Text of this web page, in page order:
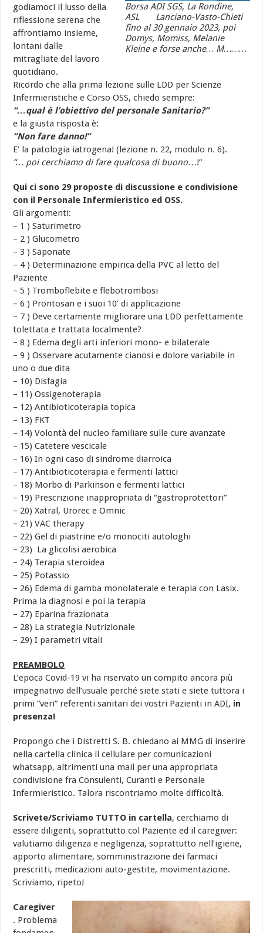
Borsa ADI SGS, La Rondine,
ASL Lanciano-Vasto-Chieti
fino al 30 gennaio 2023, poi
Domys, Momiss, Melanie
Kleine e forse anche… M………
godiamoci il lusso della
riflessione serena che
affrontiamo insieme,
lontani dalle
mitragliate del lavoro
quotidiano.
Ricordo che alla prima lezione sulle LDD per Scienze
Infermieristiche e Corso OSS, chiedo sempre:
“…qual è l’obiettivo del personale Sanitario?”
e la giusta risposta è:
“Non fare danno!”
E’ la patologia iatrogena! (lezione n. 22, modulo n. 6).
“… poi cerchiamo di fare qualcosa di buono…!”
Qui ci sono 29 proposte di discussione e condivisione
con il Personale Infermieristico ed OSS.
Gli argomenti:
– 1 ) Saturimetro
– 2 ) Glucometro
– 3 ) Saponate
– 4 ) Determinazione empirica della PVC al letto del
Paziente
– 5 ) Tromboflebite e flebotrombosi
– 6 ) Prontosan e i suoi 10’ di applicazione
– 7 ) Deve certamente migliorare una LDD perfettamente
tolettata e trattata localmente?
– 8 ) Edema degli arti inferiori mono- e bilaterale
– 9 ) Osservare acutamente cianosi e dolore variabile in
uno o due dita
– 10) Disfagia
– 11) Ossigenoterapia
– 12) Antibioticoterapia topica
– 13) FKT
– 14) Volontà del nucleo familiare sulle cure avanzate
– 15) Catetere vescicale
– 16) In ogni caso di sindrome diarroica
– 17) Antibioticoterapia e fermenti lattici
– 18) Morbo di Parkinson e fermenti lattici
– 19) Prescrizione inappropriata di “gastroprotettori”
– 20) Xatral, Urorec e Omnic
– 21) VAC therapy
– 22) Gel di piastrine e/o monociti autologhi
– 23) La glicolisi aerobica
– 24) Terapia steroidea
– 25) Potassio
– 26) Edema di gamba monolaterale e terapia con Lasix.
Prima la diagnosi e poi la terapia
– 27) Eparina frazionata
– 28) La strategia Nutrizionale
– 29) I parametri vitali
PREAMBOLO
L’epoca Covid-19 vi ha riservato un compito ancora più
impegnativo dell’usuale perché siete stati e siete tuttora i
primi “veri” referenti sanitari dei vostri Pazienti in ADI, in
presenza!
Propongo che i Distretti S. B. chiedano ai MMG di inserire
nella cartella clinica il cellulare per comunicazioni
whatsapp, altrimenti una mail per una appropriata
condivisione fra Consulenti, Curanti e Personale
Infermieristico. Talora riscontriamo molte difficoltà.
Scrivete/Scriviamo TUTTO in cartella, cerchiamo di
essere diligenti, soprattutto col Paziente ed il caregiver:
valutiamo diligenza e negligenza, soprattutto nell’igiene,
apporto alimentare, somministrazione dei farmaci
prescritti, medicazioni auto-gestite, movimentazione.
Scriviamo, ripeto!
Caregiver
. Problema